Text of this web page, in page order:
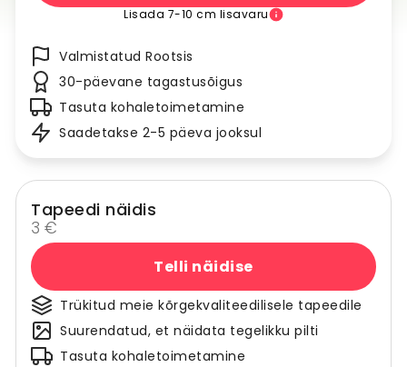
Lisada 7-10 cm lisavaru
Valmistatud Rootsis
30-päevane tagastusõigus
Tasuta kohaletoimetamine
Saadetakse 2-5 päeva jooksul
Tapeedi näidis
3 €
Telli näidise
Trükitud meie kõrgekvaliteedilisele tapeedile
Suurendatud, et näidata tegelikku pilti
Tasuta kohaletoimetamine